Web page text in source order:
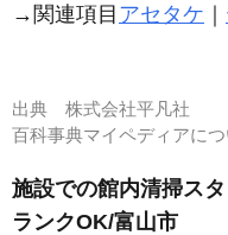
→関連項目 アセタケ ｜
出典 株式会社平凡社
百科事典マイペディアに
施設での館内清掃ス
ランクOK/富山市